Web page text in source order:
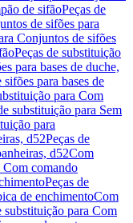
de sifãoPeças de
de sifões para
Conjuntos de sifões
Peças de substituição
para bases de duche,
para bases de
para Com
substituição para Sem
para
d52Peças de
d52Com
Com comando
Peças de
de enchimentoCom
substituição para Com